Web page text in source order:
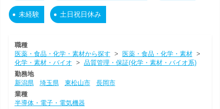
未経験 土日祝日休み
職種
医薬・食品・化学・素材から探す > 医薬・食品・化学・素材>
化学・素材・バイオ > 品質管理・保証(化学・素材・バイオ系)
勤務地
新潟県
埼玉県 東松山市
長岡市
業種
半導体・電子・電気機器